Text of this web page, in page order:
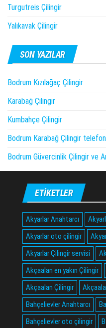
Turgutreis Çilingir
Yalıkavak Çilingir
SON YAZILAR
Bodrum Kızılağaç Çilingir
Karabağ Çilingir
Kumbahçe Çilingir
Bodrum Karabağ Çilingir
Bodrum Güvercinlik Çilingir ve
ETIKETLER
Akyarlar Anahtarcı
Akyarlar oto çilingir
Akyarlar Çilingir servisi
Akçaalan en yakın Çilingir
Akçaalan Çilingir
Bahçelievler Anahtarcı
Bahçelievler oto çilingir